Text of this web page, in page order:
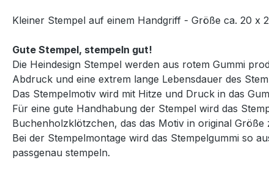
Kleiner Stempel auf einem Handgriff - Größe ca. 20 x
Gute Stempel, stempeln gut!
Die Heindesign Stempel werden aus rotem Gummi
Abdruck und eine extrem lange Lebensdauer des
Das Stempelmotiv wird mit Hitze und Druck in das
Für eine gute Handhabung der Stempel wird das
Buchenholzklötzchen, das das Motiv in original Größe
Bei der Stempelmontage wird das Stempelgummi so
passgenau stempeln.